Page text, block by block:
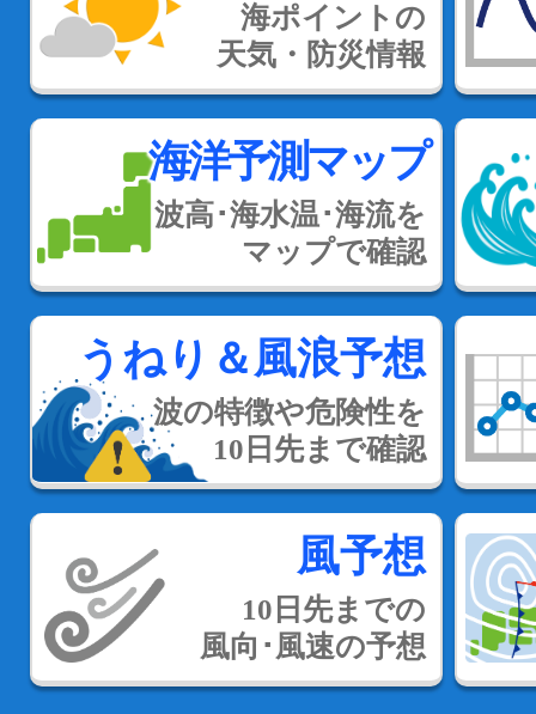
海ポイントの
天気・防災情報
海洋予測マップ
波高･海水温･海流を
マップで確認
うねり＆風浪予想
波の特徴や危険性を
10日先まで確認
風予想
10日先までの
風向･風速の予想